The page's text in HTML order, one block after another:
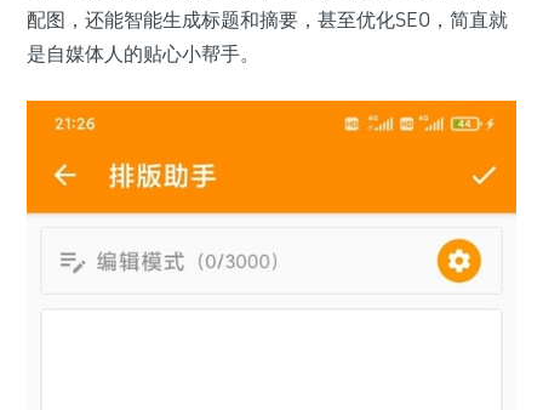
配图，还能智能生成标题和摘要，甚至优化SEO，简直就
是自媒体人的贴心小帮手。